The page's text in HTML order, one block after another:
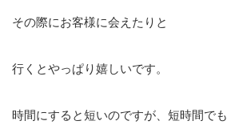
その際にお客様に会えたりと
行くとやっぱり嬉しいです。
時間にすると短いのですが、短時間でも